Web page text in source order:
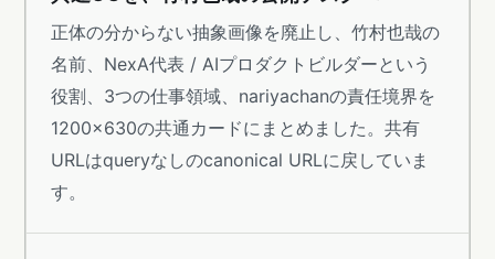
正体の分からない抽象画像を廃止し、竹村也哉の
名前、NexA代表 / AIプロダクトビルダーという
役割、3つの仕事領域、nariyachanの責任境界を
1200×630の共通カードにまとめました。共有
URLはqueryなしのcanonical URLに戻していま
す。